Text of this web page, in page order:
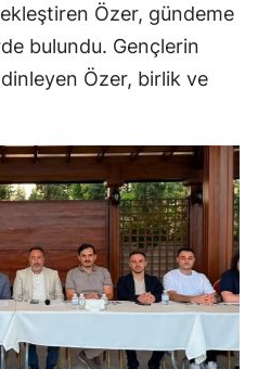
Giresun
Gümüşhane
Hatay
Isparta
Mersin
İstanbul
Özer, gündeme
bulundu. Gençlerin
Özer, birlik ve